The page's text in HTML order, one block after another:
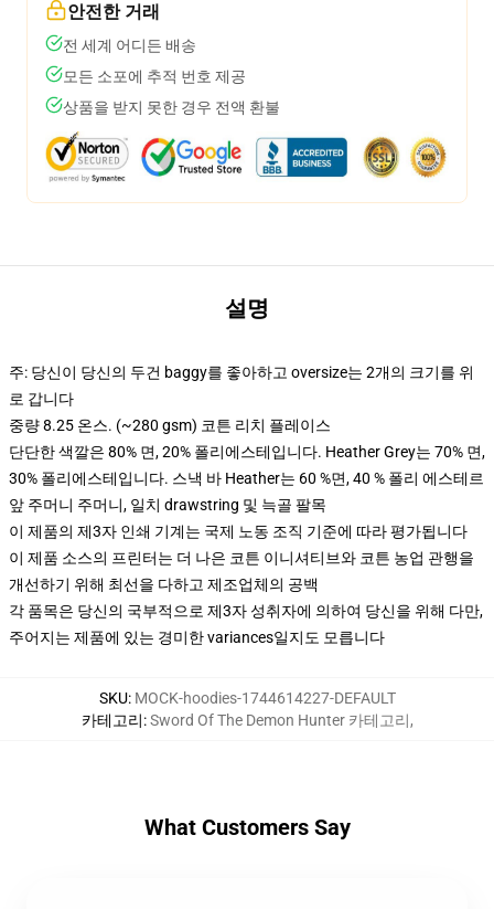
안전한 거래
전 세계 어디든 배송
모든 소포에 추적 번호 제공
상품을 받지 못한 경우 전액 환불
설명
주: 당신이 당신의 두건 baggy를 좋아하고 oversize는 2개의 크기를 위
로 갑니다
중량 8.25 온스. (~280 gsm) 코튼 리치 플레이스
단단한 색깔은 80% 면, 20% 폴리에스테입니다. Heather Grey는 70% 면,
30% 폴리에스테입니다. 스낵 바 Heather는 60 %면, 40 % 폴리 에스테르
앞 주머니 주머니, 일치 drawstring 및 늑골 팔목
이 제품의 제3자 인쇄 기계는 국제 노동 조직 기준에 따라 평가됩니다
이 제품 소스의 프린터는 더 나은 코튼 이니셔티브와 코튼 농업 관행을
개선하기 위해 최선을 다하고 제조업체의 공백
각 품목은 당신의 국부적으로 제3자 성취자에 의하여 당신을 위해 다만,
주어지는 제품에 있는 경미한 variances일지도 모릅니다
SKU: MOCK-hoodies-1744614227-DEFAULT
카테고리:Sword Of The Demon Hunter 카테고리,
What Customers Say